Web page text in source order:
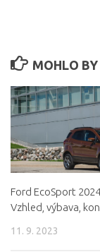
MOHLO
Ford EcoSport
Vzhled, výbava,
11. 9. 2023